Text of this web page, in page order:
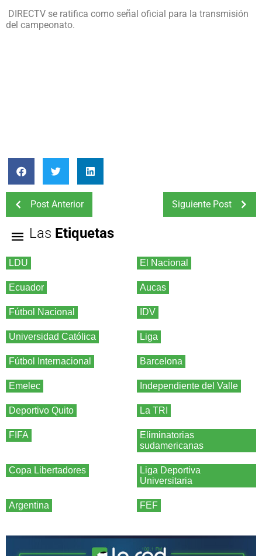
DIRECTV se ratifica como señal oficial para la transmisión
del campeonato.
Post Anterior Siguiente Post
Las Etiquetas
LDU El Nacional
Ecuador Aucas
Fútbol Nacional IDV
Universidad Católica Liga
Fútbol Internacional Barcelona
Emelec Independiente del Valle
Deportivo Quito La TRI
FIFA
Eliminatorias
sudamericanas
Copa Libertadores
Liga Deportiva
Universitaria
Argentina FEF